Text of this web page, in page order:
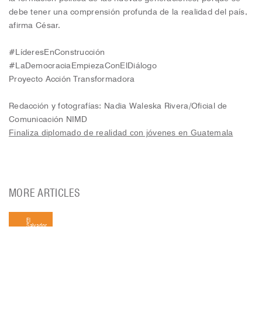
debe tener una comprensión profunda de la realidad del país,
afirma César.
#LíderesEnConstrucción
#LaDemocraciaEmpiezaConElDiálogo
Proyecto Acción Transformadora
Redacción y fotografías: Nadia Waleska Rivera/Oficial de
Comunicación NIMD
Finaliza diplomado de realidad con jóvenes en Guatemala
MORE ARTICLES
El
Salvador